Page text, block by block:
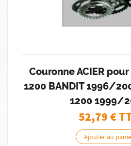
Couronne ACIER pour
1200 BANDIT 1996/
1200 1999/
52,79€
Ajouter au